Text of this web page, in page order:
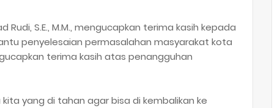
Rudi, S.E., M.M., mengucapkan terima kasih kepada
penyelesaian permasalahan masyarakat kota
terima kasih atas penangguhan
yang di tahan agar bisa di kembalikan ke